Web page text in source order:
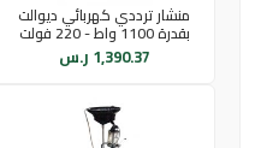
منشار ترددي كهربائي ديوالت
بقدرة 1100 واط - 220 فولت
1,390.37 ر.س